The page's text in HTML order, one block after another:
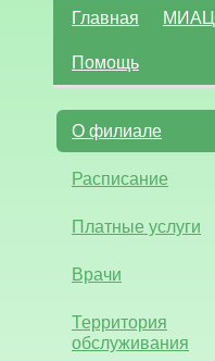
Главная МИАЦ
Помощь
О филиале
Расписание
Платные услуги
Врачи
Территория
обслуживания